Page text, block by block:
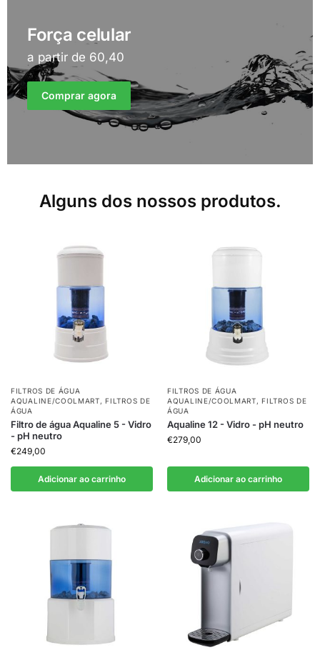
Força celular
a partir de 60,40
Comprar agora
Alguns dos nossos produtos.
FILTROS DE ÁGUA
AQUALINE/COOLMART,FILTROS DE
ÁGUA
Filtro de água Aqualine 5 - Vidro
- pH neutro
€249,00
Adicionar ao carrinho
FILTROS DE ÁGUA
AQUALINE/COOLMART,FILTROS DE
ÁGUA
Aqualine 12 - Vidro - pH neutro
€279,00
Adicionar ao carrinho